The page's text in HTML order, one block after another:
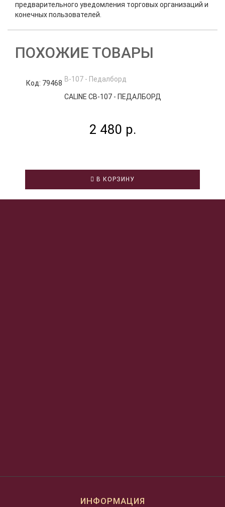
предварительного уведомления торговых организаций и
конечных пользователей.
ПОХОЖИЕ ТОВАРЫ
Код: 79468
CALINE CB-107 - ПЕДАЛБОРД
2 480 р.
В КОРЗИНУ
ИНФОРМАЦИЯ